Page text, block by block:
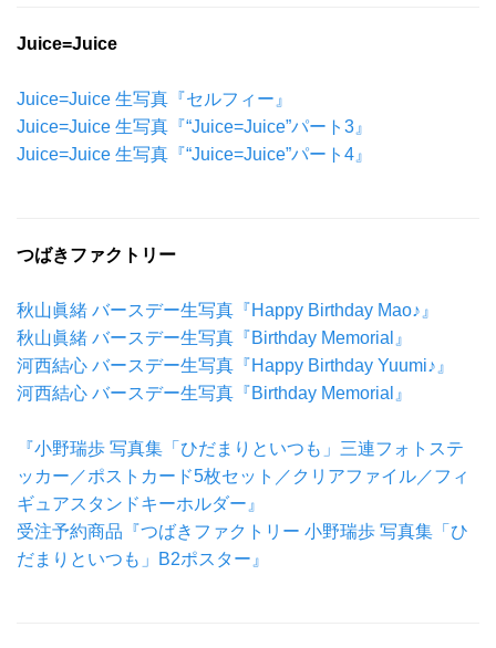
Juice=Juice
Juice=Juice 生写真『セルフィー』
Juice=Juice 生写真『“Juice=Juice”パート3』
Juice=Juice 生写真『“Juice=Juice”パート4』
つばきファクトリー
秋山眞緒 バースデー生写真『Happy Birthday Mao♪』
秋山眞緒 バースデー生写真『Birthday Memorial』
河西結心 バースデー生写真『Happy Birthday Yuumi♪』
河西結心 バースデー生写真『Birthday Memorial』
『小野瑞歩 写真集「ひだまりといつも」三連フォトステ
ッカー／ポストカード5枚セット／クリアファイル／フィ
ギュアスタンドキーホルダー』
受注予約商品『つばきファクトリー 小野瑞歩 写真集「ひ
だまりといつも」B2ポスター』